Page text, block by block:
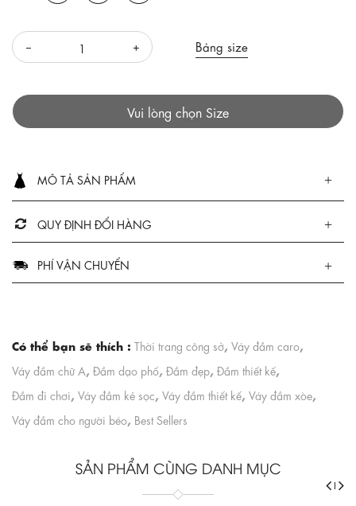
Bảng size
Vui lòng chọn Size
MÔ TẢ SẢN PHẨM
QUY ĐỊNH ĐỔI HÀNG
PHÍ VẬN CHUYỂN
Có thể bạn sẽ thích : Thời trang công sở, Váy đầm caro,
Váy đầm chữ A, Đầm dạo phố, Đầm đẹp, Đầm thiết kế,
Đầm đi chơi, Váy đầm kẻ sọc, Váy đầm thiết kế, Váy đầm xòe,
Váy đầm cho người béo, Best Sellers
SẢN PHẨM CÙNG DANH MỤC